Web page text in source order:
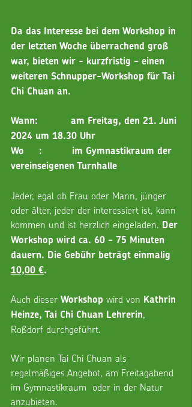
Da das Interesse bei dem Workshop in
der letzten Woche überrachend groß
war, bieten wir - kurzfristig - einen
weiteren Schnupper-Workshop für Tai
Chi Chuan an.
Wann:           am Freitag, den 21. Juni
2024 um 18.30 Uhr
Wo     :          im Gymnastikraum der
vereinseigenen Turnhalle
Jeder, egal ob Frau oder Mann, jünger
oder älter, jeder der interessiert ist, kann
kommen und ist herzlich eingeladen. Der
Workshop wird ca. 60 - 75 Minuten
dauern. Die Gebühr beträgt einmalig
10,00 €.
Auch dieser Workshop wird von Kathrin
Heinze, Tai Chi Chuan Lehrerin,
Roßdorf durchgeführt.
Wir planen Tai Chi Chuan als
regelmäßiges Angebot, am Freitagabend
im Gymnastikraum  oder in der Natur
anzubieten.